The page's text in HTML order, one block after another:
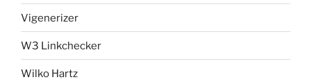
Vigenerizer
W3 Linkchecker
Wilko Hartz